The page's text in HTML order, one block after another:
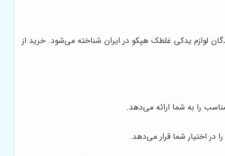
لوازم یدکی غلطک هپکو در ایران شناخته می‌شود. خرید از
را به شما ارائه می‌دهد.
در اختیار شما قرار می‌دهد.